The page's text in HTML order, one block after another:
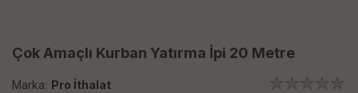
Çok Amaçlı Kurban Yatırma İpi 20 Metre
Marka: Pro İthalat